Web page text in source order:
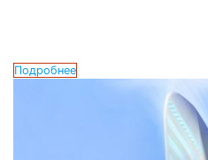
Подробнее